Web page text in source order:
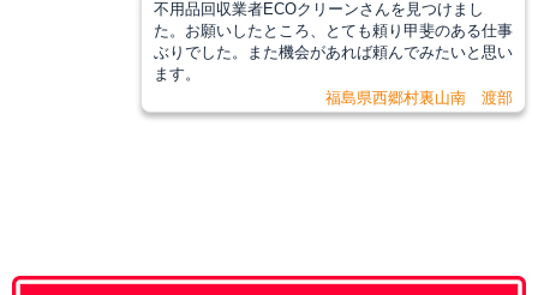
不用品回収業者ECOクリーンさんを見つけまし
た。お願いしたところ、とても頼り甲斐のある仕事
ぶりでした。また機会があれば頼んでみたいと思い
ます。
福島県西郷村裏山南 渡部